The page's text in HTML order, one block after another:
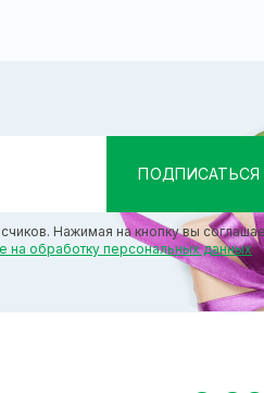
Нажимая на кнопку вы
на обработку персональных данных